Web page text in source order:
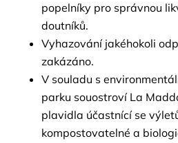
popelníky pro správnou
doutníků.
Vyhazování jakéhokoli
zakázáno.
V souladu s
parku souostroví La
plavidla účastnící se
kompostovatelné a